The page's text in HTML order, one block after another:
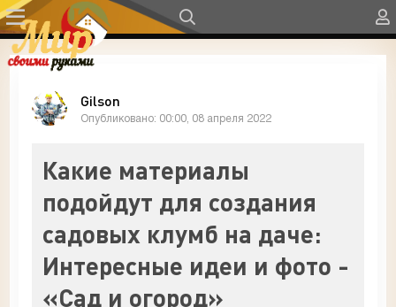
Gilson
Опубликовано: 00:00, 08 апреля 2022
Какие материалы
подойдут для создания
садовых клумб на даче:
Интересные идеи и фото -
«Сад и огород»